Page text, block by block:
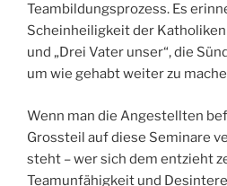
Teambildungsprozess. Es
Scheinheiligkeit der
und „Drei Vater unser“, die
um wie gehabt weiter zu
Wenn man die Angestellten
Grossteil auf diese Seminare
steht – wer sich dem entzieht
Teamunfähigkeit und